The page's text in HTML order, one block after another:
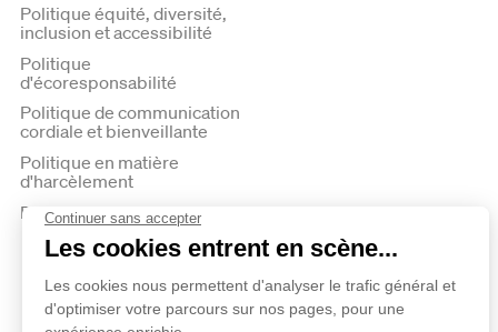
Politique équité, diversité,
inclusion et accessibilité
Politique
d'écoresponsabilité
Politique de communication
cordiale et bienveillante
Politique en matière
d'harcèlement
Politique de confidentialité